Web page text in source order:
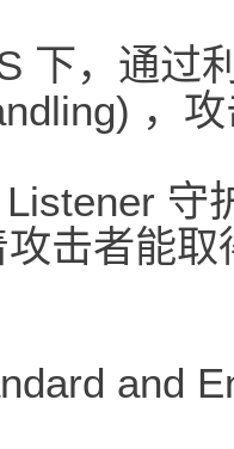
下，通过
，
守
击者能
and